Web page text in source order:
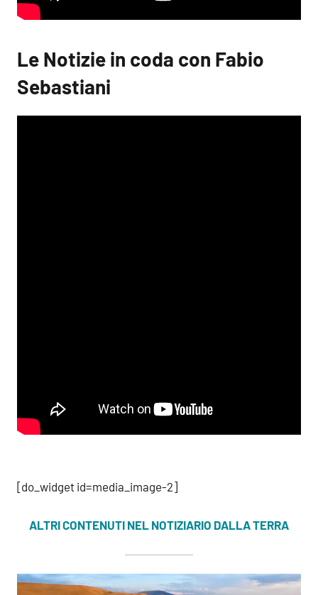
Le Notizie in coda con Fabio
Sebastiani
[do_widget id=media_image-2]
ALTRI CONTENUTI NEL NOTIZIARIO DALLA TERRA